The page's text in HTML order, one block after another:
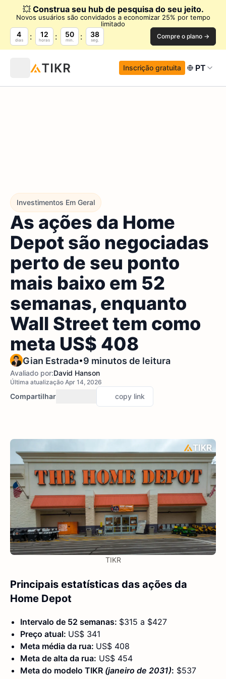
💥 Construa seu hub de pesquisa do seu jeito.
Novos usuários são convidados a economizar 25% por tempo
limitado
4
dias
12
horas
50
min.
36
seg. Compre o plano →
Inscrição gratuita PT
Investimentos Em Geral
As ações da Home
Depot são negociadas
perto de seu ponto
mais baixo em 52
semanas, enquanto
Wall Street tem como
meta US$ 408
Gian Estrada•9 minutos de leitura
Avaliado por:David Hanson
Última atualização Apr 14, 2026
Compartilhar copy link
TIKR
Principais estatísticas das ações da
Home Depot
Intervalo de 52 semanas: $315 a $427
Preço atual: US$ 341
Meta média da rua: US$ 408
Meta de alta da rua: US$ 454
Meta do modelo TIKR (janeiro de 2031): $537